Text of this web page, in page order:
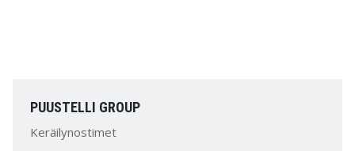
PUUSTELLI GROUP
Keräilynostimet